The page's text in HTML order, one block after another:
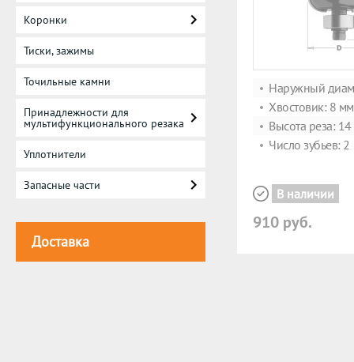
Коронки
Тиски, зажимы
Точильные камни
Принадлежности для
мультифункционального резака
Уплотнители
Запасные части
Доставка
Наружный
Хвостовик: 8 мм
Высота реза:
Число зубьев: 2
В наличии
910 руб.